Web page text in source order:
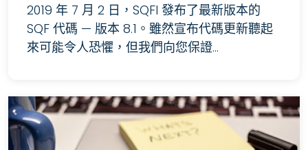
2019 年 7 月 2 日，SQFI 發布了最新版本的
SQF 代碼 — 版本 8.1。雖然宣布代碼更新聽起
來可能令人恐懼，但我們向您保證...